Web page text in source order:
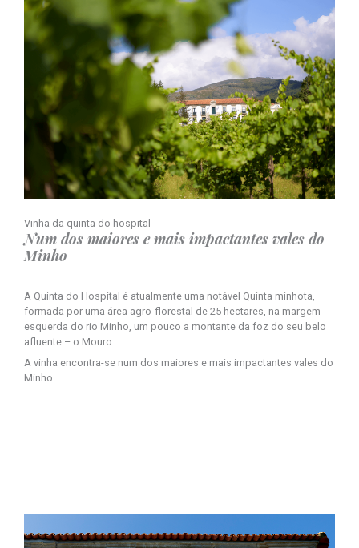
Vinha da quinta do hospital
Num dos maiores e mais impactantes vales do
Minho
A Quinta do Hospital é atualmente uma notável Quinta minhota,
formada por uma área agro-florestal de 25 hectares, na margem
esquerda do rio Minho, um pouco a montante da foz do seu belo
afluente – o Mouro.
A vinha encontra-se num dos maiores e mais impactantes vales do
Minho.